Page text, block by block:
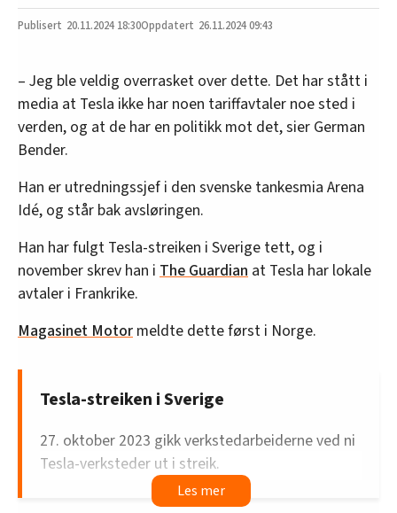
20.11.2024 18:30 26.11.2024 09:43
– Jeg ble veldig overrasket over dette. Det har stått i
media at Tesla ikke har noen tariffavtaler noe sted i
verden, og at de har en politikk mot det, sier German
Bender.
Han er utredningssjef i den svenske tankesmia Arena
Idé, og står bak avsløringen.
Han har fulgt Tesla-streiken i Sverige tett, og i
november skrev han i The Guardian at Tesla har lokale
avtaler i Frankrike.
Magasinet Motor meldte dette først i Norge.
Tesla-streiken i Sverige
27. oktober 2023 gikk verkstedarbeiderne ved ni
Tesla-verksteder ut i streik.
De er organisert i forbundet IF Metall.